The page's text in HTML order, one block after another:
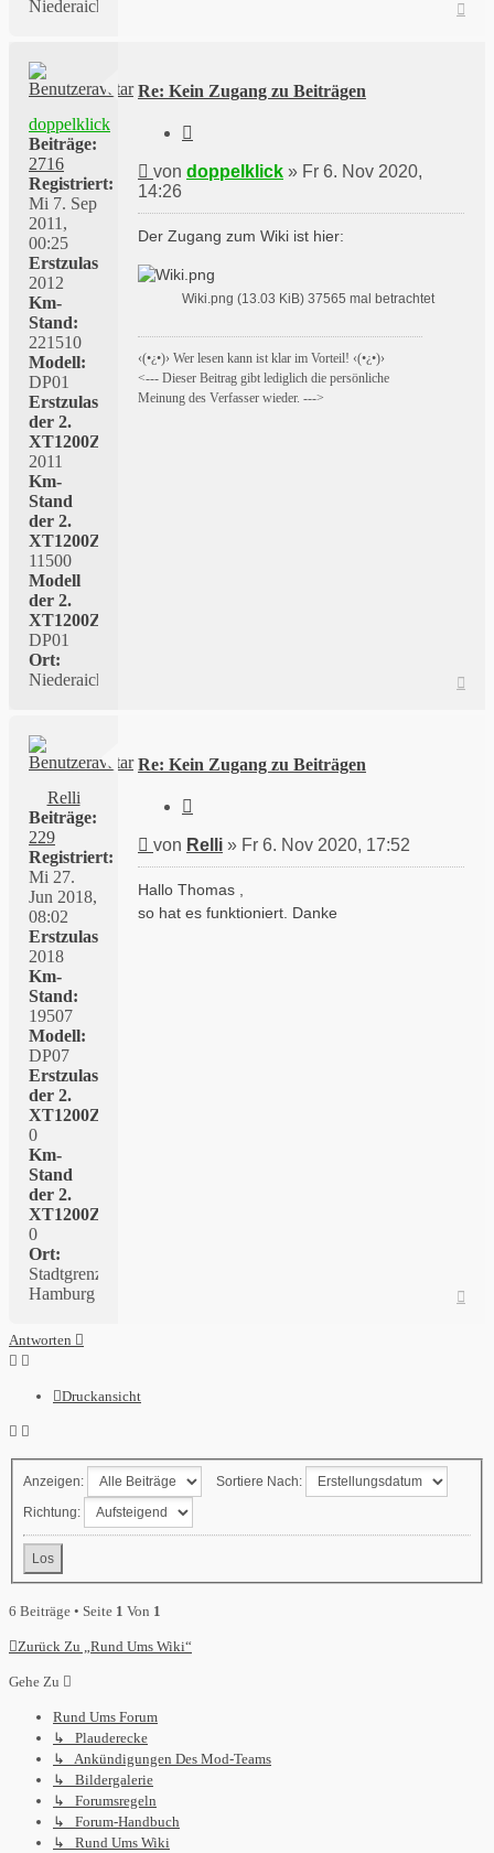
Niederaichbach
doppelklick
Beiträge:
2716
Registriert:
Mi 7. Sep
2011,
00:25
Erstzulassung:
2012
Km-
Stand:
221510
Modell:
DP01
Erstzulassung
der 2.
XT1200Z:
2011
Km-
Stand
der 2.
XT1200Z:
11500
Modell
der 2.
XT1200Z:
DP01
Ort:
Niederaichbach
Re: Kein Zugang zu Beiträgen
Beitrag
von doppelklick » Fr 6. Nov 2020,
14:26
Der Zugang zum Wiki ist hier:
Wiki.png (13.03 KiB) 37565 mal betrachtet
‹(•¿•)› Wer lesen kann ist klar im Vorteil! ‹(•¿•)›
<--- Dieser Beitrag gibt lediglich die persönliche
Meinung des Verfasser wieder. --->
Relli
Beiträge:
229
Registriert:
Mi 27.
Jun 2018,
08:02
Erstzulassung:
2018
Km-
Stand:
19507
Modell:
DP07
Erstzulassung
der 2.
XT1200Z:
0
Km-
Stand
der 2.
XT1200Z:
0
Ort:
Stadtgrenze
Hamburg
Re: Kein Zugang zu Beiträgen
Beitrag
von Relli » Fr 6. Nov 2020, 17:52
Hallo Thomas ,
so hat es funktioniert. Danke
Antworten
Druckansicht
Anzeigen:
Sortiere Nach:
Richtung:
6 Beiträge • Seite 1 Von 1
Zurück Zu „Rund Ums Wiki“
Gehe Zu
Rund Ums Forum
↳ Plauderecke
↳ Ankündigungen Des Mod-Teams
↳ Bildergalerie
↳ Forumsregeln
↳ Forum-Handbuch
↳ Rund Ums Wiki